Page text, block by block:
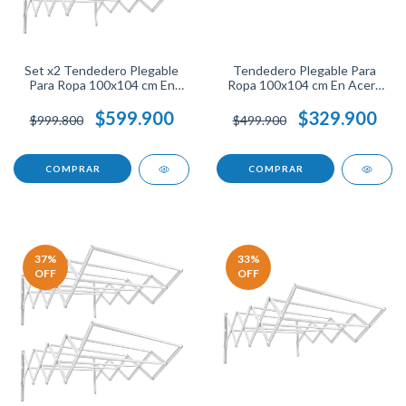
Set x2 Tendedero Plegable
Para Ropa 100x104 cm En
Lb Cada Uno Práctico, Ahorra
Espacio, Ideal Para Secar Más
$999.800 $599.900
Tendedero Plegable Para
Ropa 100x104 cm En Acero
Secado Rápido Ahorra
Espacio Ideal Para Hogar.
$499.900 $329.900
37%
OFF
33%
OFF